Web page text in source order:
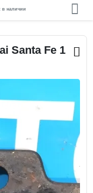
в наличии
Santa Fe 1